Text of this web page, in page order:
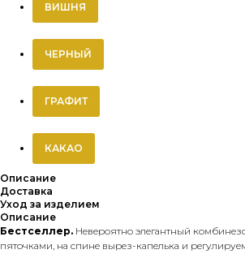
ВИШНЯ
ЧЕРНЫЙ
ГРАФИТ
КАКАО
Описание
Доставка
Уход за изделием
Описание
Бестселлер. Невероятно элегантный
пяточками, на спине вырез-капелька и